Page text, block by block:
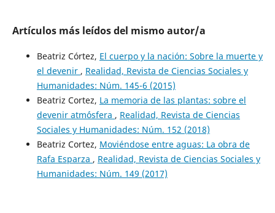
Artículos más leídos del mismo autor/a
Beatriz Córtez, El cuerpo y la nación: Sobre la muerte y
el devenir , Realidad, Revista de Ciencias Sociales y
Humanidades: Núm. 145-6 (2015)
Beatriz Cortez, La memoria de las plantas: sobre el
devenir atm´ósfera , Realidad, Revista de Ciencias
Sociales y Humanidades: Núm. 152 (2018)
Beatriz Cortez, Moviéndose entre aguas: La obra de
Rafa Esparza , Realidad, Revista de Ciencias Sociales y
Humanidades: Núm. 149 (2017)